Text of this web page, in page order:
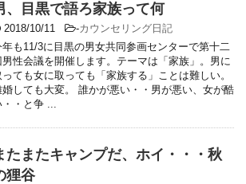
、目黒で語ろ家族って何
2018/10/11 -カウンセリング日記
年も11/3に目黒の男女共同参画センターで第十二
男性会議を開催します。テーマは「家族」。男に
っても女に取っても「家族する」ことは難しい。
婚しても大変。 誰かが悪い・・男が悪い、女が酷
・・と争 ...
たまたキャンプだ、ホイ・・・秋
狸谷